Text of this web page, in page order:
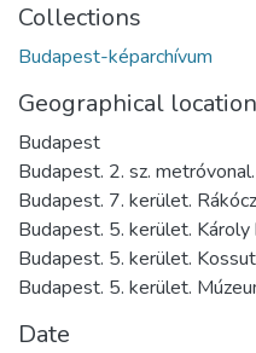
Collections
Budapest-képarchívum
Geographical location
Budapest
Budapest. 2. sz.
Budapest. 7. kerület.
Budapest. 5. kerület.
Budapest. 5. kerület.
Budapest. 5. kerület.
Date